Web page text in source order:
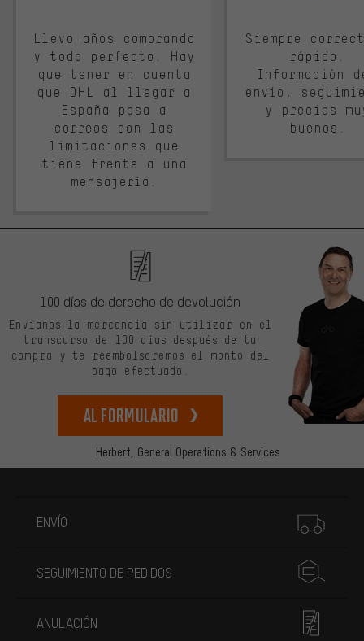
Llevo años comprando
y todo perfecto. Hay
que tener en cuenta
que DHL al llegar a
España pasa a
correos con las
limitaciones que
tiene frente a una
mensajería.
Siempre
rápido.
Información
envío,
y precios
buenos.
Herbert, General Operations & Services
100 días de derecho de devolución
Envíanos la mercancía sin utilizar en el
transcurso de 100 días después de tu
compra y te reembolsaremos el monto del
pago efectuado.
Al formulario
ENVÍO
SEGUIMIENTO DE PEDIDOS
ANULACIÓN